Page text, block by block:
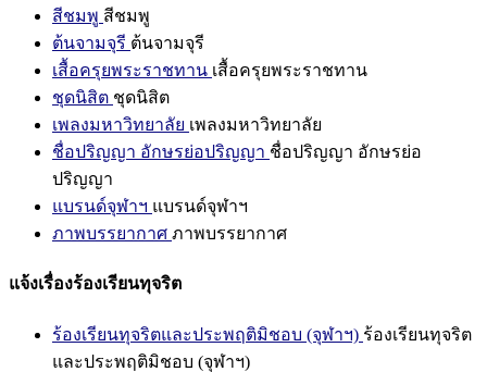
สีชมพู สีชมพู
ต้นจามจุรี ต้นจามจุรี
เสื้อครุยพระราชทาน เสื้อครุยพระราชทาน
ชุดนิสิต ชุดนิสิต
เพลงมหาวิทยาลัย เพลงมหาวิทยาลัย
ชื่อปริญญา อักษรย่อปริญญา ชื่อปริญญา อักษรย่อ
ปริญญา
แบรนด์จุฬาฯ แบรนด์จุฬาฯ
ภาพบรรยากาศ ภาพบรรยากาศ
แจ้งเรื่องร้องเรียนทุจริต
ร้องเรียนทุจริตและประพฤติมิชอบ (จุฬาฯ) ร้องเรียนทุจริต
และประพฤติมิชอบ (จุฬาฯ)